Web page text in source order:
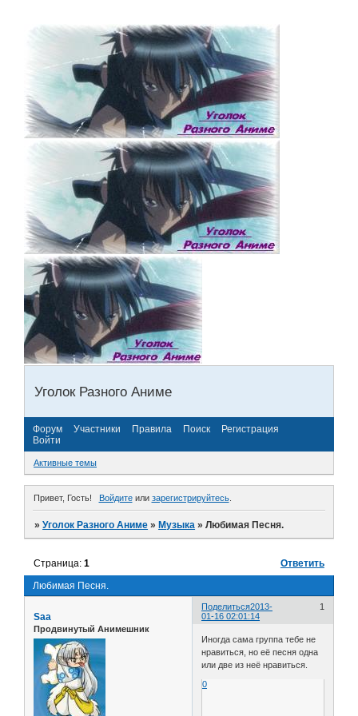
Уголок Разного Аниме
Форум Участники Правила Поиск
Регистрация
Войти
Активные темы
Привет, Гость! Войдитеили зарегистрируйтесь.
»Уголок Разного Аниме »Музыка »Любимая Песня.
Любимая Песня.
Страница:1 Ответить
Поделиться 1
2013-
01-16 02:01:14
Saa
Продвинутый Анимешник
Иногда сама группа тебе не
нравиться, но её песня одна
или две из неё нравиться.
0